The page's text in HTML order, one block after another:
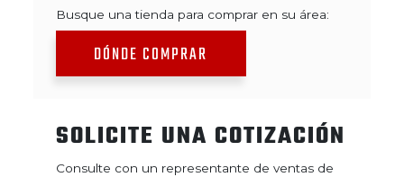
Busque una tienda para comprar en su área:
DÓNDE COMPRAR
SOLICITE UNA COTIZACIÓN
Consulte con un representante de ventas de